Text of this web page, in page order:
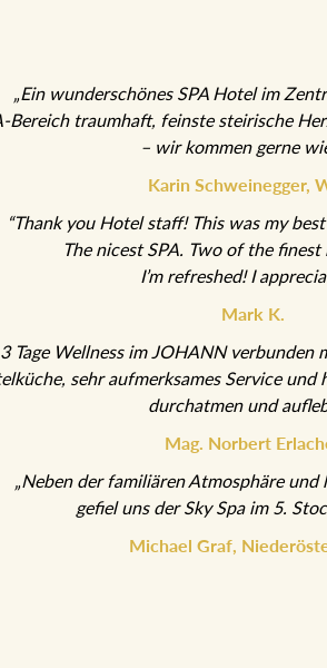
„Ein wunderschönes SPA Hotel im
Bereich traumhaft, feinste steirische
– wir kommen gerne
Karin Schweinegger,
“Thank you Hotel staff! This was my
The nicest SPA. Two of the finest
I’m refreshed! I
Mark K.
Tage Wellness im JOHANN verbunden
sehr aufmerksames Service
durchatmen und
Mag. Norbert
„Neben der familiären Atmosphäre und
gefiel uns der Sky Spa im 5.
Michael Graf,